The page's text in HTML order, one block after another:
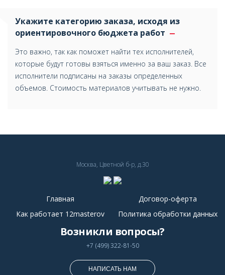
Укажите категорию заказа, исходя из
ориентировочного бюджета работ
Это важно, так как поможет найти тех исполнителей,
которые будут готовы взяться именно за ваш заказ. Все
исполнители подписаны на заказы определенных
объемов. Стоимость материалов учитывать не нужно.
Москва, Цветной б-р, д.30
Главная
Договор-оферта
Как работает 12masterov
Политика обработки данных
Возникли вопросы?
+7 (499) 322-81-50
НАПИСАТЬ НАМ